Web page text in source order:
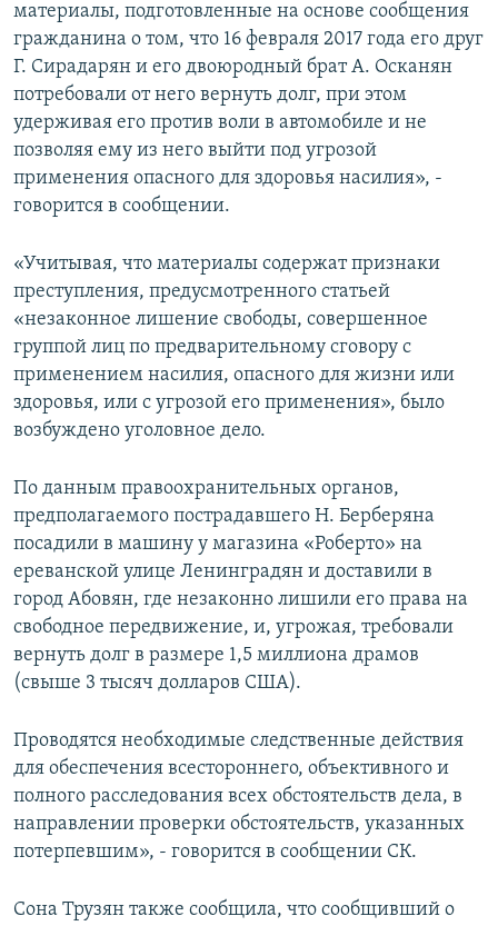
материалы, подготовленные на основе сообщения
гражданина о том, что 16 февраля 2017 года его друг
Г. Сирадарян и его двоюродный брат А. Осканян
потребовали от него вернуть долг, при этом
удерживая его против воли в автомобиле и не
позволяя ему из него выйти под угрозой
применения опасного для здоровья насилия», -
говорится в сообщении.
«Учитывая, что материалы содержат признаки
преступления, предусмотренного статьей
«незаконное лишение свободы, совершенное
группой лиц по предварительному сговору с
применением насилия, опасного для жизни или
здоровья, или с угрозой его применения», было
возбуждено уголовное дело.
По данным правоохранительных органов,
предполагаемого пострадавшего Н. Берберяна
посадили в машину у магазина «Роберто» на
ереванской улице Ленинградян и доставили в
город Абовян, где незаконно лишили его права на
свободное передвижение, и, угрожая, требовали
вернуть долг в размере 1,5 миллиона драмов
(свыше 3 тысяч долларов США).
Проводятся необходимые следственные действия
для обеспечения всестороннего, объективного и
полного расследования всех обстоятельств дела, в
направлении проверки обстоятельств, указанных
потерпевшим», - говорится в сообщении СК.
Сона Трузян также сообщила, что сообщивший о